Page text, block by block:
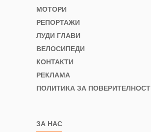
МОТОРИ
РЕПОРТАЖИ
ЛУДИ ГЛАВИ
ВЕЛОСИПЕДИ
КОНТАКТИ
РЕКЛАМА
ПОЛИТИКА ЗА ПОВЕРИТЕЛНОСТ
ЗА НАС